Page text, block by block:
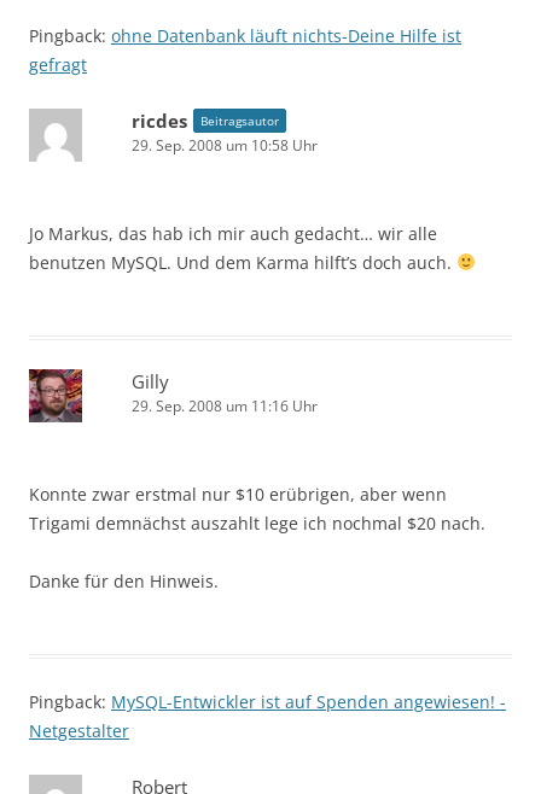
Pingback: ohne Datenbank läuft nichts-Deine Hilfe ist
gefragt
ricdes Beitragsautor
29. Sep. 2008 um 10:58 Uhr
Jo Markus, das hab ich mir auch gedacht… wir alle
benutzen MySQL. Und dem Karma hilft’s doch auch.
Gilly
29. Sep. 2008 um 11:16 Uhr
Konnte zwar erstmal nur $10 erübrigen, aber wenn
Trigami demnächst auszahlt lege ich nochmal $20 nach.
Danke für den Hinweis.
Pingback: MySQL-Entwickler ist auf Spenden angewiesen! -
Netgestalter
Robert